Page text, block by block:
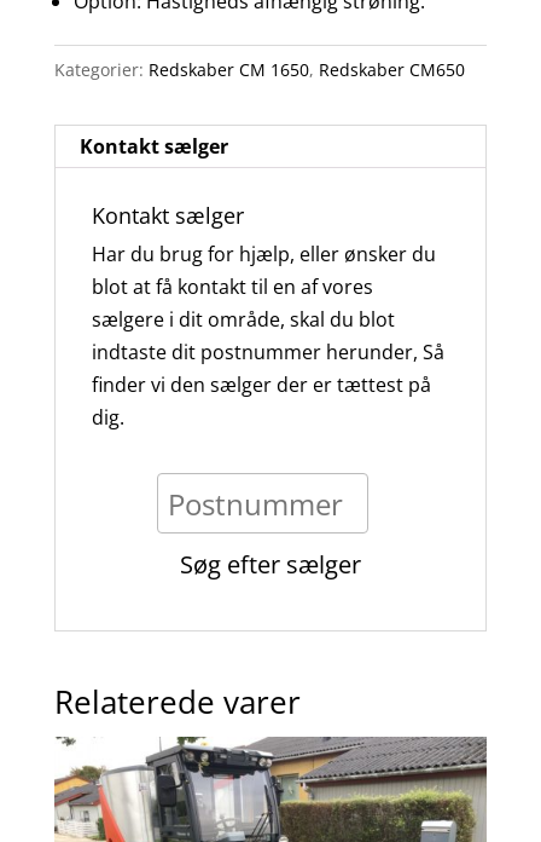
Kategorier: Redskaber CM 1650, Redskaber CM650
Kontakt sælger
Kontakt sælger
Har du brug for hjælp, eller ønsker du
blot at få kontakt til en af vores
sælgere i dit område, skal du blot
indtaste dit postnummer herunder, Så
finder vi den sælger der er tættest på
dig.
Relaterede varer